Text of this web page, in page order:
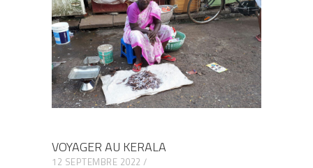
VOYAGER AU KERALA
12 SEPTEMBRE 2022